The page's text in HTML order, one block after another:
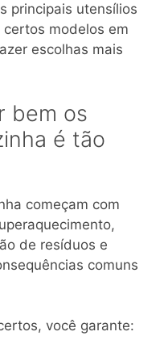
principais utensílios
modelos em
escolhas mais
bem os
é tão
começam com
de resíduos e
comuns
você garante: